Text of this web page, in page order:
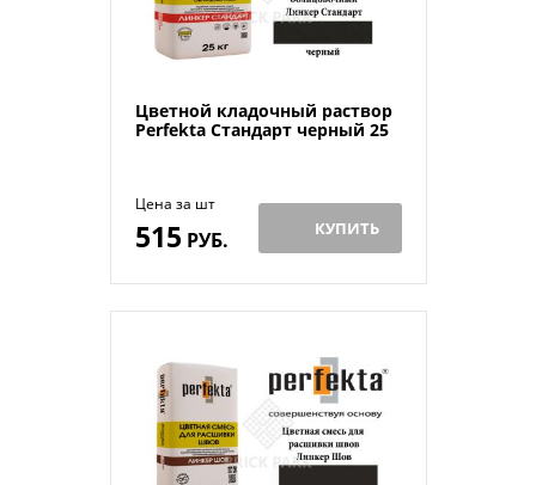
Цветной кладочный раствор
Perfekta Стандарт черный 25
Цена за шт
515 РУБ. КУПИТЬ